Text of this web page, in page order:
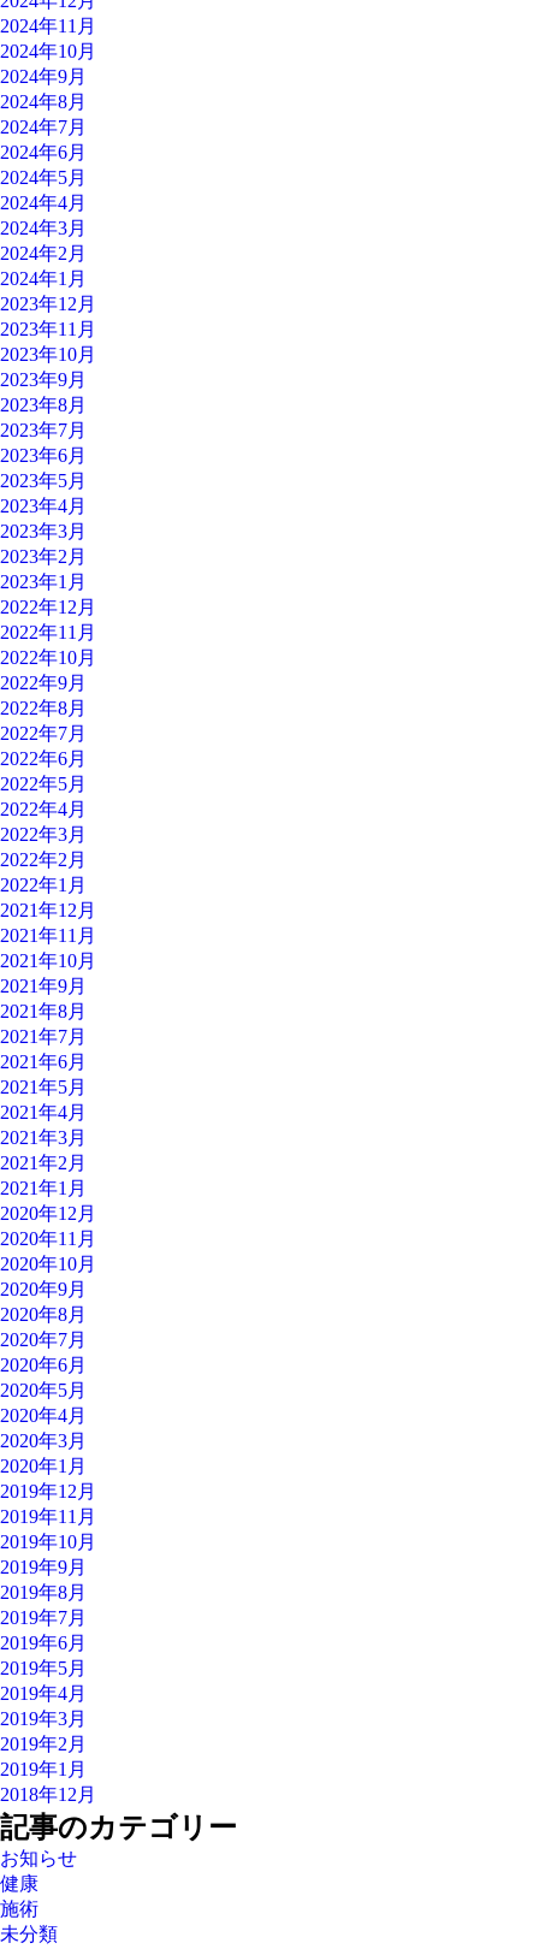
2024年11月
2024年10月
2024年9月
2024年8月
2024年7月
2024年6月
2024年5月
2024年4月
2024年3月
2024年2月
2024年1月
2023年12月
2023年11月
2023年10月
2023年9月
2023年8月
2023年7月
2023年6月
2023年5月
2023年4月
2023年3月
2023年2月
2023年1月
2022年12月
2022年11月
2022年10月
2022年9月
2022年8月
2022年7月
2022年6月
2022年5月
2022年4月
2022年3月
2022年2月
2022年1月
2021年12月
2021年11月
2021年10月
2021年9月
2021年8月
2021年7月
2021年6月
2021年5月
2021年4月
2021年3月
2021年2月
2021年1月
2020年12月
2020年11月
2020年10月
2020年9月
2020年8月
2020年7月
2020年6月
2020年5月
2020年4月
2020年3月
2020年1月
2019年12月
2019年11月
2019年10月
2019年9月
2019年8月
2019年7月
2019年6月
2019年5月
2019年4月
2019年3月
2019年2月
2019年1月
2018年12月
記事のカテゴリー
お知らせ
健康
施術
未分類